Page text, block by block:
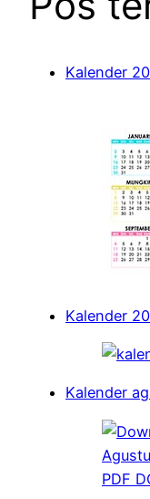
Kalender
Kalender
Kalender